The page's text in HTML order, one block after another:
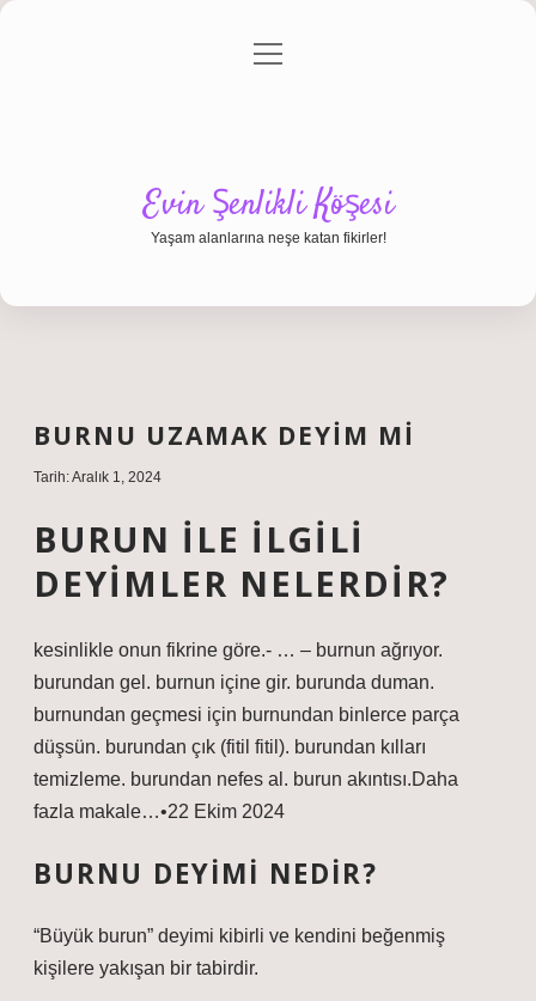
Gizlilik Politikası
menüyü
Evin Şenlikli Köşesi
Yaşam alanlarına neşe katan fikirler!
BURNU UZAMAK DEYIM MI
Tarih: Aralık 1, 2024
BURUN ILE ILGILI
DEYIMLER NELERDIR?
kesinlikle onun fikrine göre.- … – burnun ağrıyor.
burundan gel. burnun içine gir. burunda duman.
burnundan geçmesi için burnundan binlerce parça
düşsün. burundan çık (fitil fitil). burundan kılları
temizleme. burundan nefes al. burun akıntısı.Daha
fazla makale…•22 Ekim 2024
BURNU DEYIMI NEDIR?
“Büyük burun” deyimi kibirli ve kendini beğenmiş
kişilere yakışan bir tabirdir.